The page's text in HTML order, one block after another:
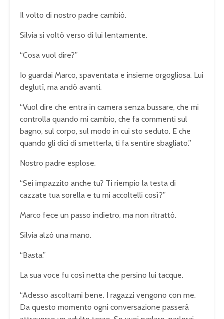
Il volto di nostro padre cambiò.
Silvia si voltò verso di lui lentamente.
“Cosa vuol dire?”
Io guardai Marco, spaventata e insieme orgogliosa. Lui
deglutì, ma andò avanti.
“Vuol dire che entra in camera senza bussare, che mi
controlla quando mi cambio, che fa commenti sul
bagno, sul corpo, sul modo in cui sto seduto. E che
quando gli dici di smetterla, ti fa sentire sbagliato.”
Nostro padre esplose.
“Sei impazzito anche tu? Ti riempio la testa di
cazzate tua sorella e tu mi accoltelli così?”
Marco fece un passo indietro, ma non ritrattò.
Silvia alzò una mano.
“Basta.”
La sua voce fu così netta che persino lui tacque.
“Adesso ascoltami bene. I ragazzi vengono con me.
Da questo momento ogni conversazione passerà